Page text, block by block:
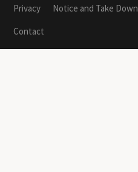
Privacy
Notice and Take Down
Contact